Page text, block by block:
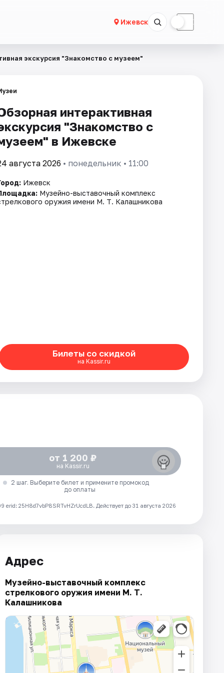
Ижевск ☾
экскурсия "Знакомство с музеем"
интерактивная
"Знакомство с
в Ижевске
августа 2026 • понедельник • 11:00
Ижевск
Музейно-выставочный комплекс
оружия имени М. Т. Калашникова
Билеты со скидкой
на Kassir.ru
от 1 200 ₽
на Kassir.ru
2 шаг. Выберите билет и примените промокод
до оплаты
25H8d7vbP8SRTvHZrUcdLB. Действует до 31 августа 2026
Адрес
Музейно-выставочный комплекс
стрелкового оружия имени М. Т.
Калашникова